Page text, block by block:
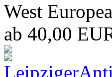
West
ab 40,00